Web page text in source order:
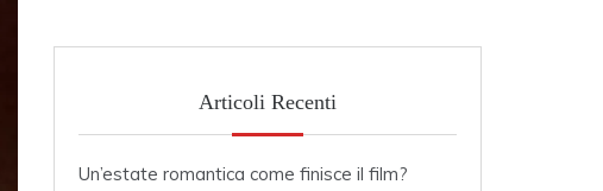
Articoli Recenti
Un’estate romantica come finisce il film?